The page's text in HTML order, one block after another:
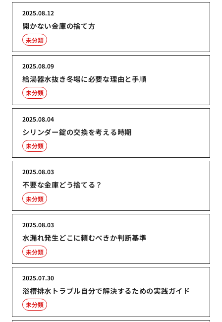
開かない金庫の捨て方
2025.08.12
未分類
給湯器水抜き冬場に必要な理由と手順
2025.08.09
未分類
シリンダー錠の交換を考える時期
2025.08.04
未分類
不要な金庫どう捨てる？
2025.08.03
未分類
水漏れ発生どこに頼むべきか判断基準
2025.08.03
未分類
浴槽排水トラブル自分で解決するための実践ガイド
2025.07.30
未分類